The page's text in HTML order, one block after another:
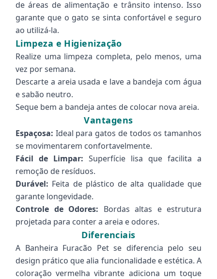
de áreas de alimentação e trânsito intenso. Isso
garante que o gato se sinta confortável e seguro
ao utilizá-la.
Limpeza e Higienização
Realize uma limpeza completa, pelo menos, uma
vez por semana.
Descarte a areia usada e lave a bandeja com água
e sabão neutro.
Seque bem a bandeja antes de colocar nova areia.
Vantagens
Espaçosa: Ideal para gatos de todos os tamanhos
se movimentarem confortavelmente.
Fácil de Limpar: Superfície lisa que facilita a
remoção de resíduos.
Durável: Feita de plástico de alta qualidade que
garante longevidade.
Controle de Odores: Bordas altas e estrutura
projetada para conter a areia e odores.
Diferenciais
A Banheira Furacão Pet se diferencia pelo seu
design prático que alia funcionalidade e estética. A
coloração vermelha vibrante adiciona um toque